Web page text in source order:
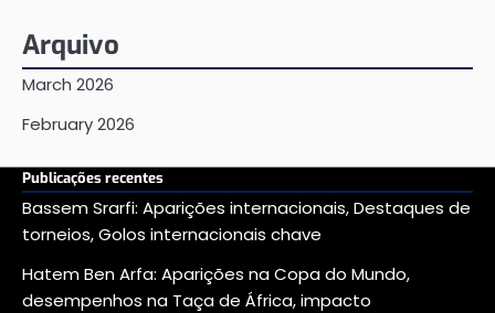
Arquivo
March 2026
February 2026
Publicações recentes
Bassem Srarfi: Aparições internacionais, Destaques de
torneios, Golos internacionais chave
Hatem Ben Arfa: Aparições na Copa do Mundo,
desempenhos na Taça de África, impacto